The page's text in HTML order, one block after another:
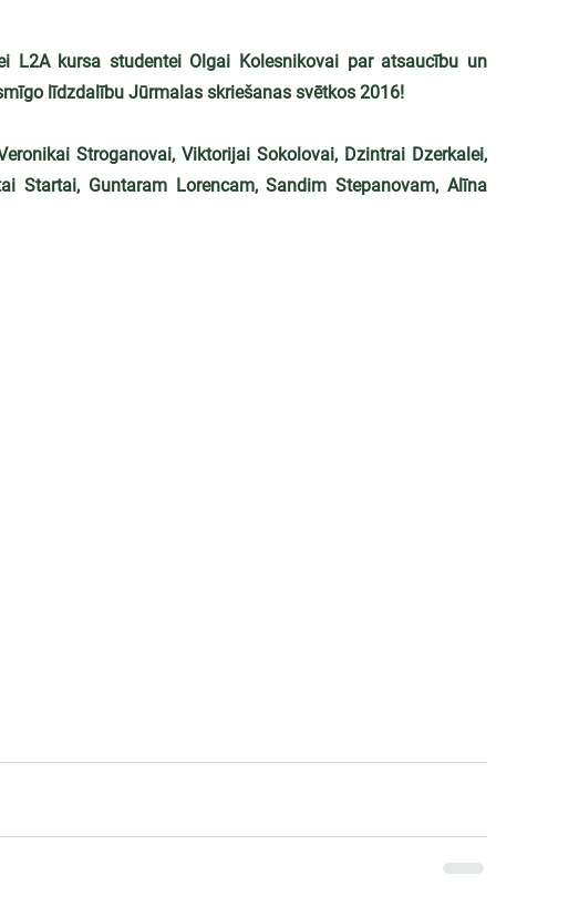
L2A kursa studentei Olgai Kolesnikovai par atsaucību un
līdzdalību Jūrmalas skriešanas svētkos 2016!
Stroganovai, Viktorijai Sokolovai, Dzintrai Dzerkalei,
Startai, Guntaram Lorencam, Sandim Stepanovam, Alīna